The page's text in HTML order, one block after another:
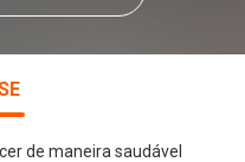
de maneira saudável